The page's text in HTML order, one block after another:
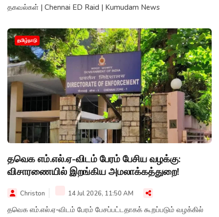
தகவல்கள் | Chennai ED Raid | Kumudam News
தமிழ்நாடு
தவெக எம்.எல்.ஏ-விடம் பேரம் பேசிய வழக்கு:
விசாரணையில் இறங்கிய அமலாக்கத்துறை!
Christon 14 Jul 2026, 11:50 AM
தவெக எம்.எல்.ஏ-விடம் பேரம் பேசப்பட்டதாகக் கூறப்படும் வழக்கில்